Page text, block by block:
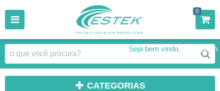
0
Seja bem vindo, Faça Login
CATEGORIAS